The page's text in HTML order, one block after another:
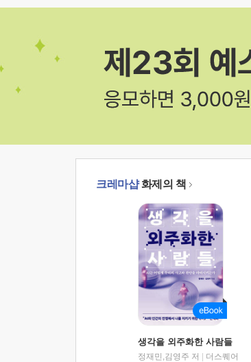
크레마샵화제의 책
생각을 외주화한 사람들
정재민,김영주 저
더스퀘어